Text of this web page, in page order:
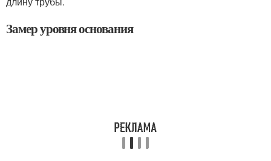
Замер уровня основания